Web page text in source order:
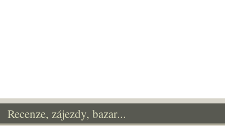
Recenze, zájezdy, bazar...